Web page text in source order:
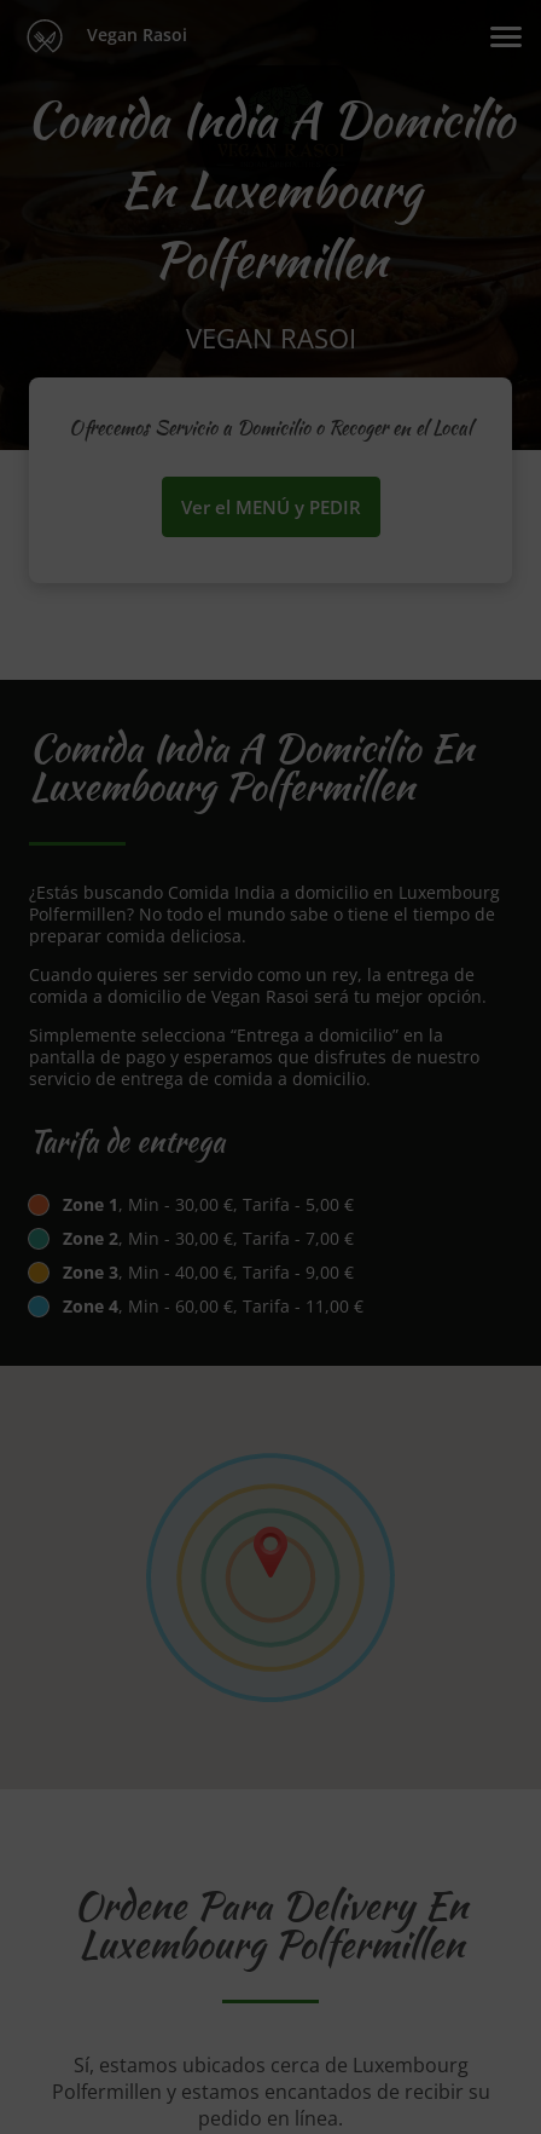
Vegan Rasoi
Comida India A Domicilio
En Luxembourg
Polfermillen
VEGAN RASOI
Ofrecemos Servicio a Domicilio o Recoger en el Local
Ver el MENÚ y PEDIR
Comida India A Domicilio En
Luxembourg Polfermillen
¿Estás buscando Comida India a domicilio en Luxembourg
Polfermillen? No todo el mundo sabe o tiene el tiempo de
preparar comida deliciosa.
Cuando quieres ser servido como un rey, la entrega de
comida a domicilio de Vegan Rasoi será tu mejor opción.
Simplemente selecciona “Entrega a domicilio” en la
pantalla de pago y esperamos que disfrutes de nuestro
servicio de entrega de comida a domicilio.
Tarifa de entrega
Zone 1, Min - 30,00 €, Tarifa - 5,00 €
Zone 2, Min - 30,00 €, Tarifa - 7,00 €
Zone 3, Min - 40,00 €, Tarifa - 9,00 €
Zone 4, Min - 60,00 €, Tarifa - 11,00 €
Ordene Para Delivery En
Luxembourg Polfermillen
Sí, estamos ubicados cerca de Luxembourg
Polfermillen y estamos encantados de recibir su
pedido en línea.